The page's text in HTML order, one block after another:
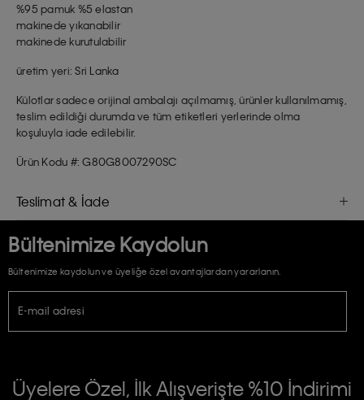
%95 pamuk %5 elastan
makinede yıkanabilir
makinede kurutulabilir
üretim yeri: Sri Lanka
Külotlar sadece orijinal ambalajı açılmamış, ürünler kullanılmamış,
teslim edildiği durumda ve tüm etiketleri yerlerinde olma
koşuluyla iade edilebilir.
Ürün Kodu #: G80G8007290SC
Teslimat & İade
Bültenimize Kaydolun
Bültenimize kaydolun ve üyeliğe özel avantajlardan yararlanın.
E-mail adresi
E-Bülten
İŞLENMESİ HAKKINDA AÇIK RIZA VE ONAY METNİ
Üyelere Özel, İlk Alışverişte %10 İndirimi